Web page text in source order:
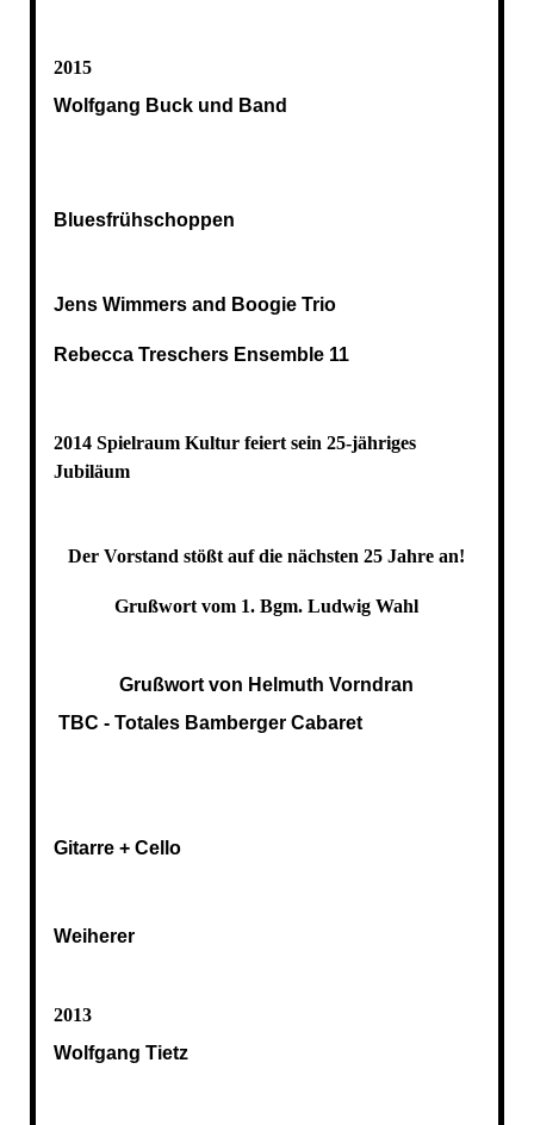
2015
Wolfgang Buck und Band
Bluesfrühschoppen
Jens Wimmers and Boogie Trio
Rebecca Treschers Ensemble 11
2014 Spielraum Kultur feiert sein 25-jähriges
Jubiläum
Der Vorstand stößt auf die nächsten 25 Jahre an!
Grußwort vom 1. Bgm. Ludwig Wahl
Grußwort von Helmuth Vorndran
TBC - Totales Bamberger Cabaret
Gitarre + Cello
Weiherer
2013
Wolfgang Tietz